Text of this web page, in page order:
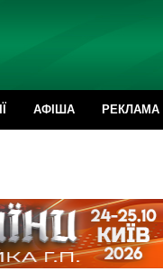
АФІША РЕКЛАМА